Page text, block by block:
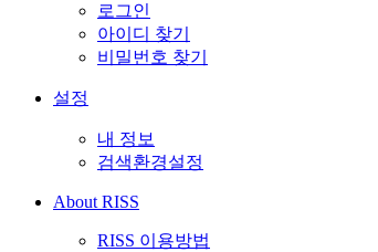
로그인
아이디 찾기
비밀번호 찾기
설정
내 정보
검색환경설정
About RISS
RISS 이용방법